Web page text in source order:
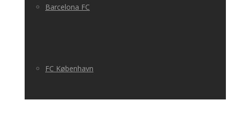
Barcelona FC
FC København